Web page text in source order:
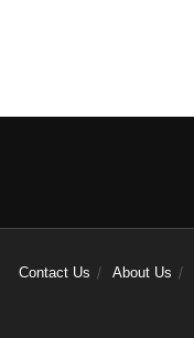
Contact Us About Us